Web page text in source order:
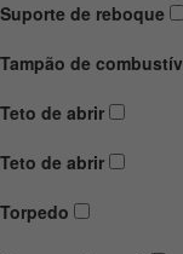
Suporte de reboque
Tampão de
Teto de abrir
Teto de abrir
Torpedo